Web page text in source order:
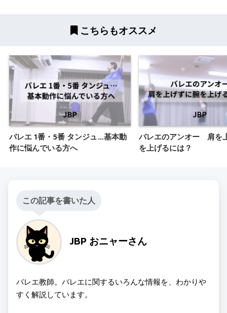
こちらもオススメ
バレエ 1番・5番 タンジュ…基本動
作に悩んでいる方へ
バレエのアンオー 肩を
を上げるには？
この記事を書いた人
JBP おニャーさん
バレエ教師。バレエに関するいろんな情報を、わかりや
すく解説しています。